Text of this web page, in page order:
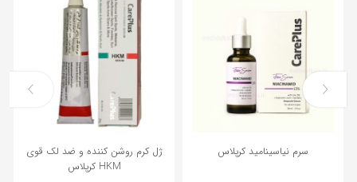
سرم نیاسینامید کرپلاس
ژل کرم روشن کننده و ضد لک قوی
HKM کرپلاس